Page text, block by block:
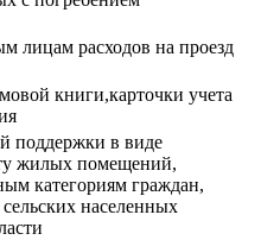
лицам расходов на проезд
книги,карточки учета
поддержки в виде
жилых помещений,
категориям граждан,
населенных